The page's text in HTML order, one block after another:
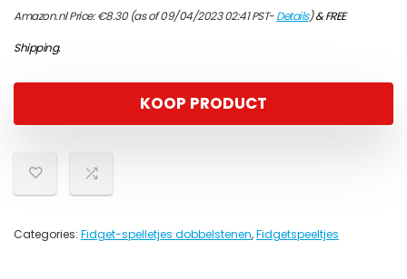
Amazon.nl Price:€8.30(as of 09/04/2023 02:41 PST-Details)&FREE
Shipping.
KOOP PRODUCT
Categories: Fidget-spelletjes dobbelstenen,Fidgetspeeltjes